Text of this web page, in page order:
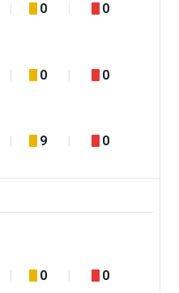
0 0
0 0
9 0
0 0